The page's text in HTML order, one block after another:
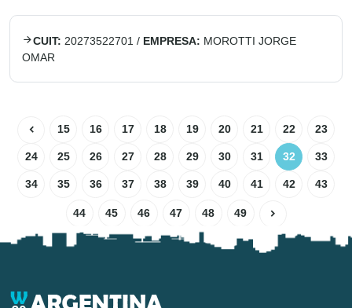
CUIT: 20273522701 / EMPRESA: MOROTTI JORGE
OMAR
15 16 17 18 19 20 21 22 23
24 25 26 27 28 29 30 31 32 33
34 35 36 37 38 39 40 41 42 43
44 45 46 47 48 49